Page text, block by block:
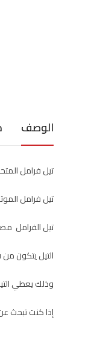
الوصف
تيل فرامل
تيل فرامل
تيل الفرامل
التيل يتكون
وذلك يعطي
إذا كنت تبحث